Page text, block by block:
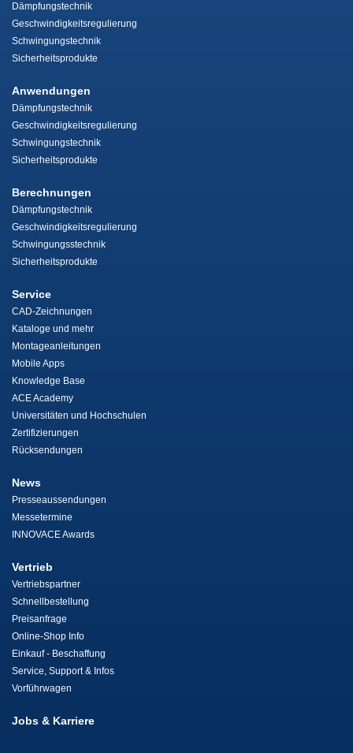
Dämpfungstechnik
Geschwindigkeitsregulierung
Schwingungstechnik
Sicherheitsprodukte
Anwendungen
Dämpfungstechnik
Geschwindigkeitsregulierung
Schwingungstechnik
Sicherheitsprodukte
Berechnungen
Dämpfungstechnik
Geschwindigkeitsregulierung
Schwingungsstechnik
Sicherheitsprodukte
Service
CAD-Zeichnungen
Kataloge und mehr
Montageanleitungen
Mobile Apps
Knowledge Base
ACE Academy
Universitäten und Hochschulen
Zertifizierungen
Rücksendungen
News
Presseaussendungen
Messetermine
INNOVACE Awards
Vertrieb
Vertriebspartner
Schnellbestellung
Preisanfrage
Online-Shop Info
Einkauf - Beschaffung
Service, Support & Infos
Vorführwagen
Jobs & Karriere